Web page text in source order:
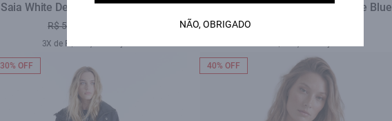
Saia White Denim Midi Zetex Plumbo
R$ 589,00
3X de R$ 116,33 sem juros
Jaqueta Golf Nylon Ribbon Purple Blue
30% OFF 40% OFF
NÃO, OBRIGADO